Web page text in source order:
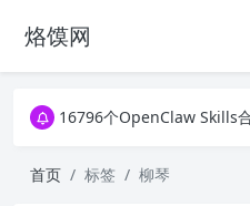
烙馍网
16796个OpenClaw Skills合集下载｜
16796个OpenClaw Skills合集下载｜
首页
标签 柳琴